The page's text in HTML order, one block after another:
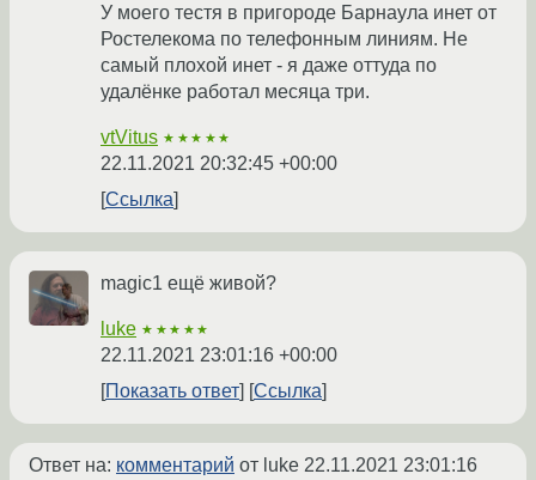
У моего тестя в пригороде Барнаула инет от
Ростелекома по телефонным линиям. Не
самый плохой инет - я даже оттуда по
удалёнке работал месяца три.
vtVitus ★★★★★
22.11.2021 20:32:45 +00:00
Ссылка
magic1 ещё живой?
luke ★★★★★
22.11.2021 23:01:16 +00:00
Показать ответ
Ссылка
Ответ на: комментарий от luke 22.11.2021 23:01:16